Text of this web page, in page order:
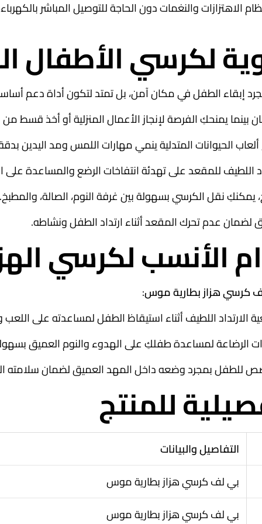
والنغمات دون الحاجة للتوصيل المباشر
لكرسي الأطفال
إبقاء الطفل في مكان آمن، بل تمتد لتكون أداة دعم
بينما يمنحكِ الفرصة لإنجاز الأعمال المنزلية أو أخذ قسط من
الحيوانات المتدلية ينمي مهارات اللمس ومد اليدين
اللطيف للمقعد على تهدئة انتفاخات الرضع والمساعدة على
نقل الكرسي بسهولة بين غرفة النوم، الصالة، والمطبخ.
لضمان عدم تحرك المقعد أثناء ارتداد الطفل ونشاطه.
الأنسب لكرسي
كرسي هزاز بطارية موس:
اللطيف أثناء استيقاظ الطفل لمساعدته على اللعب
الرضاعة لمساعدة طفلكِ على الهدوء والنوم العميق
للطفل بمجرد وضعه داخل المهد العميق لضمان سلامته
للمنتج
التفاصيل والبيانات
بي لف كرسي هزاز بطارية موس
بي لف كرسي هزاز بطارية موس